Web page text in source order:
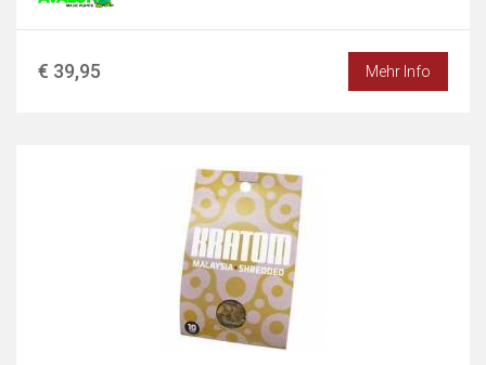
€ 39,95 Mehr Info